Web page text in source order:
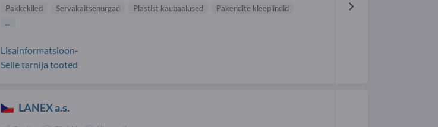
Pakkekiled
Servakaitsenurgad Plastist kaubaalused
Pakendite kleeplindid
...
Lisainformatsioon-
Selle tarnija tooted
LANEX a.s.